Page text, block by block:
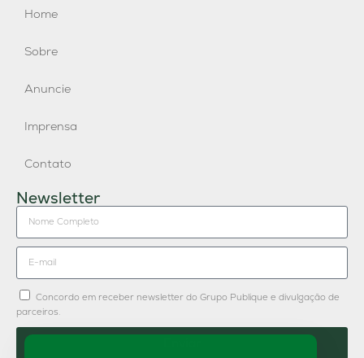
Home
Sobre
Anuncie
Imprensa
Contato
Newsletter
Concordo em receber newsletter do Grupo Publique e divulgação de
parceiros.